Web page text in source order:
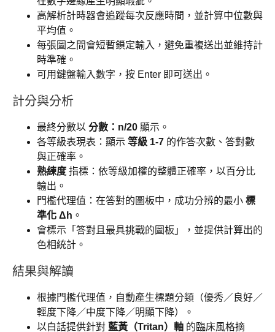
高解析計時器會追蹤每次反應時間，並計算中位數與
平均值。
每張圖之間會短暫鎖定輸入，避免重複送出並維持計
時準確。
可用鍵盤輸入數字，按 Enter 即可送出。
計分與分析
最終分數以 分數：n/20 顯示。
各等級表現表：顯示 等級 1-7 的作答次數、答對數
與正確率。
熟練度 指標：依等級加權的整體正確率，以百分比
輸出。
門檻代理值：在答對的圖板中，成功分辨的最小 標
準化 Δh 。
會標示「答對且最具挑戰的圖板」，並提供計算出的
色相統計。
結果與解讀
根據門檻代理值，自動產生標題分類（優秀／良好／
輕度下降／中度下降／明顯下降）。
以白話提供針對 藍黃（Tritan）軸 的臨床風格摘